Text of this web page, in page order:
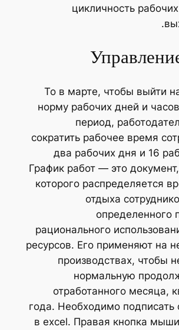
цикличность
То в марте, чтобы выйти
норму рабочих дней и
период,
сократить рабочее время
два рабочих дня и 16
График работ — это
которого распределяется
отдыха
определенного
рационального
ресурсов. Его применяют на
производствах, чтобы
нормальную
отработанного месяца,
года. Необходимо подписать
в excel. Правая кнопка